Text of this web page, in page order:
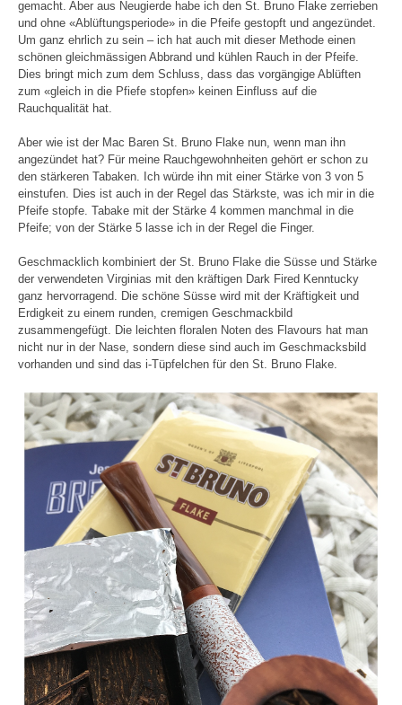
gemacht. Aber aus Neugierde habe ich den St. Bruno Flake zerrieben
und ohne «Ablüftungsperiode» in die Pfeife gestopft und angezündet.
Um ganz ehrlich zu sein – ich hat auch mit dieser Methode einen
schönen gleichmässigen Abbrand und kühlen Rauch in der Pfeife.
Dies bringt mich zum dem Schluss, dass das vorgängige Ablüften
zum «gleich in die Pfiefe stopfen» keinen Einfluss auf die
Rauchqualität hat.
Aber wie ist der Mac Baren St. Bruno Flake nun, wenn man ihn
angezündet hat? Für meine Rauchgewohnheiten gehört er schon zu
den stärkeren Tabaken. Ich würde ihn mit einer Stärke von 3 von 5
einstufen. Dies ist auch in der Regel das Stärkste, was ich mir in die
Pfeife stopfe. Tabake mit der Stärke 4 kommen manchmal in die
Pfeife; von der Stärke 5 lasse ich in der Regel die Finger.
Geschmacklich kombiniert der St. Bruno Flake die Süsse und Stärke
der verwendeten Virginias mit den kräftigen Dark Fired Kenntucky
ganz hervorragend. Die schöne Süsse wird mit der Kräftigkeit und
Erdigkeit zu einem runden, cremigen Geschmackbild
zusammengefügt. Die leichten floralen Noten des Flavours hat man
nicht nur in der Nase, sondern diese sind auch im Geschmacksbild
vorhanden und sind das i-Tüpfelchen für den St. Bruno Flake.